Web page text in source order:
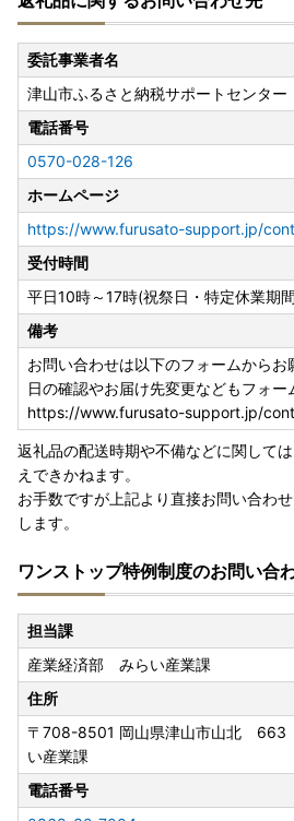
委託事業者名
津山市ふるさと納税サポートセンター
電話番号
0570-028-126
ホームページ
https://www.furusato-support.jp/
受付時間
平日10時～17時(祝祭日・特定休業期
備考
お問い合わせは以下のフォームから
日の確認やお届け先変更などもフォー
https://www.furusato-support.jp/
返礼品の配送時期や不備などに関して
えできかねます。
お手数ですが上記より直接お問い合わ
します。
ワンストップ特例制度のお問い合
担当課
産業経済部 みらい産業課
住所
〒708-8501 岡山県津山市山北 663
い産業課
電話番号